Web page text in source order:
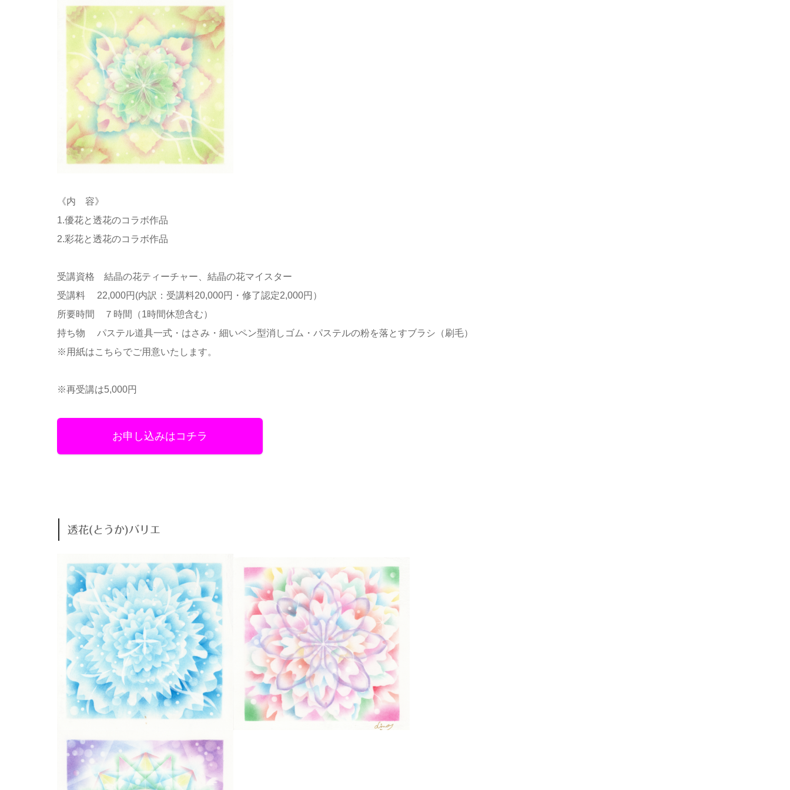
《内 容》
1.優花と透花のコラボ作品
2.彩花と透花のコラボ作品
受講資格 結晶の花ティーチャー、結晶の花マイスター
受講料 22,000円(内訳：受講料20,000円・修了認定2,000円）
所要時間 ７時間（1時間休憩含む）
持ち物 パステル道具一式・はさみ・細いペン型消しゴム・パステルの粉を落とすブラシ（刷毛）
※用紙はこちらでご用意いたします。
※再受講は5,000円
お申し込みはコチラ
透花(とうか)バリエ